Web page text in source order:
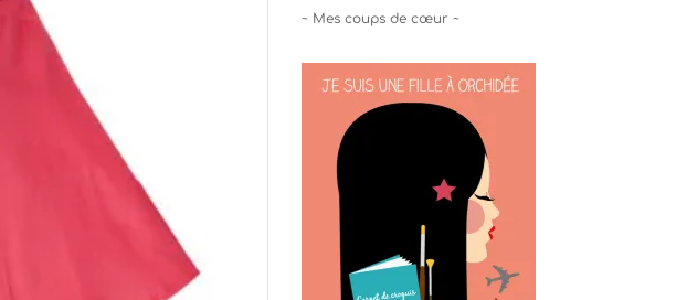
~ Mes coups de cœur ~